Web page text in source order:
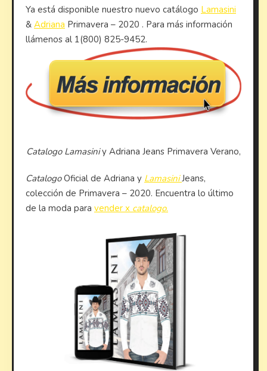
Ya está disponible nuestro nuevo catálogo Lamasini
& Adriana Primavera – 2020 . Para más información
llámenos al 1(800) 825-9452.
Catalogo Lamasiniy Adriana Jeans Primavera Verano,
CatalogoOficial de Adriana y Lamasini Jeans,
colección de Primavera – 2020. Encuentra lo último
de la moda para vender x catalogo.